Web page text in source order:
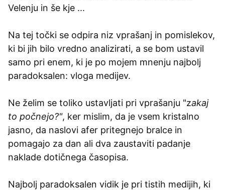
Velenju in še kje ...
Na tej točki se odpira niz vprašanj in pomislekov,
ki bi jih bilo vredno analizirati, a se bom ustavil
samo pri enem, ki je po mojem mnenju najbolj
paradoksalen: vloga medijev.
Ne želim se toliko ustavljati pri vprašanju "zakaj
to počnejo?", ker mislim, da je vsem kristalno
jasno, da naslovi afer pritegnejo bralce in
pomagajo za dan ali dva zaustaviti padanje
naklade dotičnega časopisa.
Najbolj paradoksalen vidik je pri tistih medijih, ki